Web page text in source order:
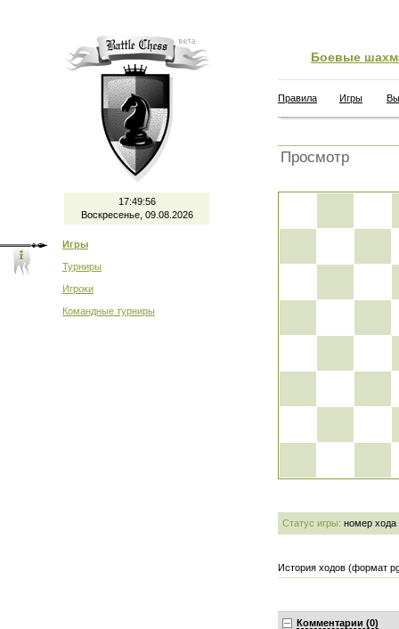
17:49:56
Воскресенье, 09.08.2026
Игры
Турниры
Игроки
Командные турниры
Боевые
Правила Игры
Просмотр
Статус игры: номер хода
История ходов (формат
Комментарии (0)